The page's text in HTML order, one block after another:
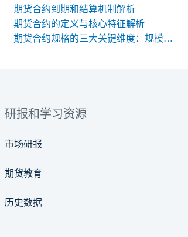
期货合约到期和结算机制解析
期货合约的定义与核心特征解析
期货合约规格的三大关键维度：规模、交割与标准化
研报和学习资源
市场研报
期货教育
历史数据